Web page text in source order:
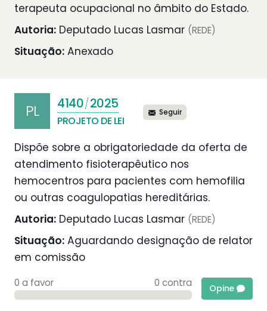
terapeuta ocupacional no âmbito do Estado.
Autoria: Deputado Lucas Lasmar (REDE)
Situação: Anexado
PL 4140/2025
PROJETO DE LEI
Seguir
Dispõe sobre a obrigatoriedade da oferta de
atendimento fisioterapêutico nos
hemocentros para pacientes com hemofilia
ou outras coagulopatias hereditárias.
Autoria: Deputado Lucas Lasmar (REDE)
Situação: Aguardando designação de relator
em comissão
0 a favor 0 contra Opine